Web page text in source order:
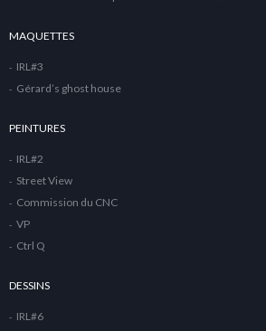
MAQUETTES
IRL#3
Gérard’s ghost house
PEINTURES
IRL#2
Street View
Commission du CNC
VP
Ctrl Q
DESSINS
IRL#6